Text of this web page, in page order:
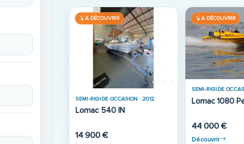
A DÉCOUVRIR
SEMI-RIGIDE OCCASION · 2012
Lomac 540 IN
14 900 €
A DÉCOUVRIR
SEMI-RIGIDE
Lomac
44 000 €
Découvrir